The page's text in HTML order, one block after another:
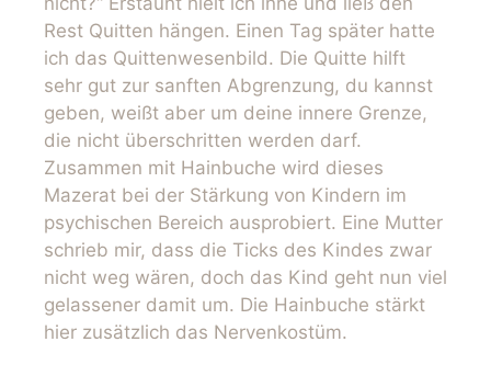
Rest Quitten hängen. Einen Tag später hatte
ich das Quittenwesenbild. Die Quitte hilft
sehr gut zur sanften Abgrenzung, du kannst
geben, weißt aber um deine innere Grenze,
die nicht überschritten werden darf.
Zusammen mit Hainbuche wird dieses
Mazerat bei der Stärkung von Kindern im
psychischen Bereich ausprobiert. Eine Mutter
schrieb mir, dass die Ticks des Kindes zwar
nicht weg wären, doch das Kind geht nun viel
gelassener damit um. Die Hainbuche stärkt
hier zusätzlich das Nervenkostüm.